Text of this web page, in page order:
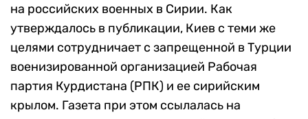
на российских военных в Сирии. Как
утверждалось в публикации, Киев с теми же
целями сотрудничает с запрещенной в Турции
военизированной организацией Рабочая
партия Курдистана (РПК) и ее сирийским
крылом. Газета при этом ссылалась на